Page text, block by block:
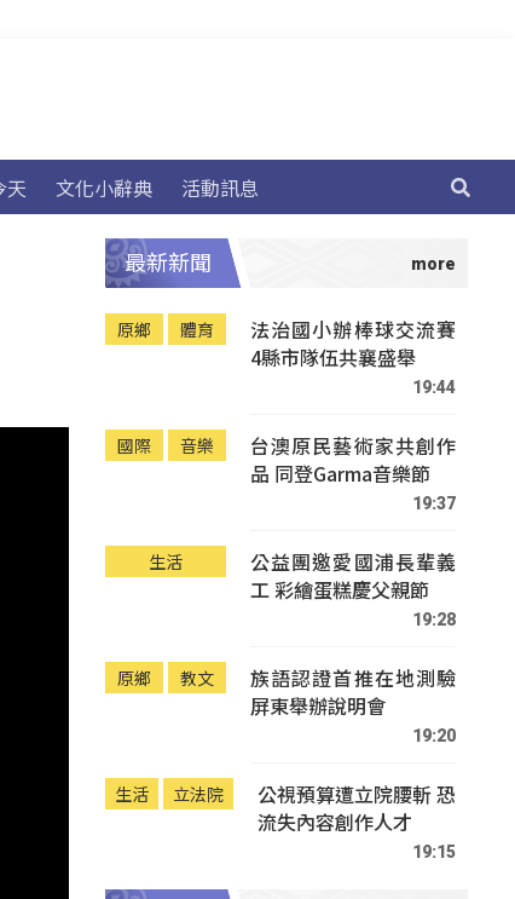
天 文化小辭典 活動訊息
最新新聞
原鄉 體育
法治國小辦棒球交流賽
4縣市隊伍共襄盛舉
19:44
國際 音樂
台澳原民藝術家共創作
品 同登Garma音樂節
19:37
生活
公益團邀愛國浦長輩義
工 彩繪蛋糕慶父親節
19:28
原鄉 教文
族語認證首推在地測驗
屏東舉辦說明會
19:20
生活 立法院
公視預算遭立院腰斬 恐
流失內容創作人才
19:15